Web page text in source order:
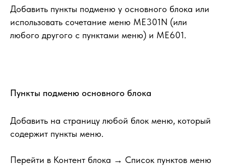
Добавить пункты подменю у основного блока или
использовать сочетание меню ME301N (или
любого другого с пунктами меню) и ME601.
Пункты подменю основного блока
Добавить на страницу любой блок меню, который
содержит пункты меню.
Перейти в Контент блока → Список пунктов меню